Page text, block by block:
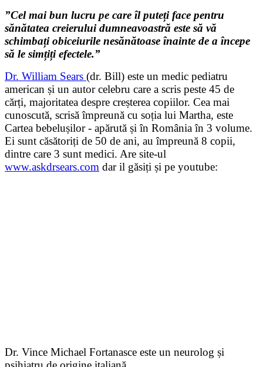
”Cel mai bun lucru pe care îl puteți face pentru
sănătatea creierului dumneavoastră este să vă
schimbați obiceiurile nesănătoase înainte de a începe
să le simțiți efectele.”
Dr. William Sears (dr. Bill) este un medic pediatru
american și un autor celebru care a scris peste 45 de
cărți, majoritatea despre creșterea copiilor. Cea mai
cunoscută, scrisă împreună cu soția lui Martha, este
Cartea bebelușilor - apărută și în România în 3 volume.
Ei sunt căsătoriți de 50 de ani, au împreună 8 copii,
dintre care 3 sunt medici. Are site-ul
www.askdrsears.com dar il găsiți și pe youtube:
Dr. Vince Michael Fortanasce este un neurolog și